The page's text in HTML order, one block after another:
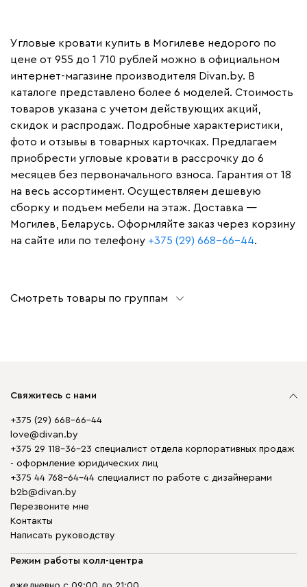
Угловые кровати купить в Могилеве недорого по
цене от 955 до 1 710 рублей можно в официальном
интернет-магазине производителя Divan.by. В
каталоге представлено более 6 моделей. Стоимость
товаров указана с учетом действующих акций,
скидок и распродаж. Подробные характеристики,
фото и отзывы в товарных карточках. Предлагаем
приобрести угловые кровати в рассрочку до 6
месяцев без первоначального взноса. Гарантия от 18
на весь ассортимент. Осуществляем дешевую
сборку и подъем мебели на этаж. Доставка —
Могилев, Беларусь. Оформляйте заказ через корзину
на сайте или по телефону +375 (29) 668-66-44.
Смотреть товары по группам
Свяжитесь с нами
+375 (29) 668-66-44
love@divan.by
+375 29 118-36-23 специалист отдела корпоративных продаж
- оформление юридических лиц
+375 44 768-64-44 специалист по работе с дизайнерами
b2b@divan.by
Перезвоните мне
Контакты
Написать руководству
Режим работы колл-центра